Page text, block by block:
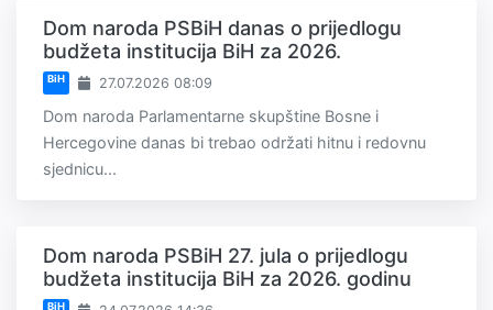
Dom naroda PSBiH danas o prijedlogu
budžeta institucija BiH za 2026.
BiH 27.07.2026 08:09
Dom naroda Parlamentarne skupštine Bosne i
Hercegovine danas bi trebao održati hitnu i redovnu
sjednicu...
Dom naroda PSBiH 27. jula o prijedlogu
budžeta institucija BiH za 2026. godinu
BiH